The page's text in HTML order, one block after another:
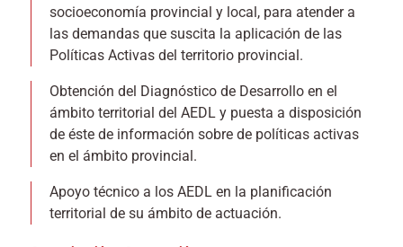
socioeconomía provincial y local, para atender a
las demandas que suscita la aplicación de las
Políticas Activas del territorio provincial.
Obtención del Diagnóstico de Desarrollo en el
ámbito territorial del AEDL y puesta a disposición
de éste de información sobre de políticas activas
en el ámbito provincial.
Apoyo técnico a los AEDL en la planificación
territorial de su ámbito de actuación.